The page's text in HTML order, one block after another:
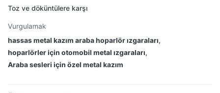
Toz ve döküntülere karşı
Vurgulamak
hassas metal kazım araba hoparlör ızgaraları,
hoparlörler için otomobil metal ızgaraları,
Araba sesleri için özel metal kazım